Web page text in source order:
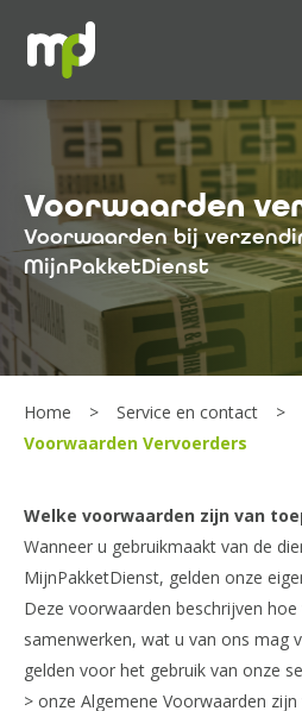
Voorwaarden
Voorwaarden bij
MijnPakketDienst
Home
Service en contact
Voorwaarden Vervoerders
Welke voorwaarden zijn van
Wanneer u gebruikmaakt van de
MijnPakketDienst, gelden onze
Deze voorwaarden beschrijven
samenwerken, wat u van ons mag
gelden voor het gebruik van onze
> onze Algemene Voorwaarden